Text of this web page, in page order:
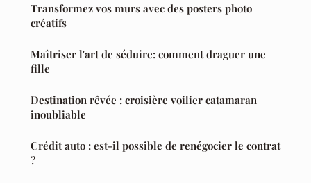
Transformez vos murs avec des posters photo
créatifs
Maîtriser l'art de séduire: comment draguer une
fille
Destination rêvée : croisière voilier catamaran
inoubliable
Crédit auto : est-il possible de renégocier le contrat
?